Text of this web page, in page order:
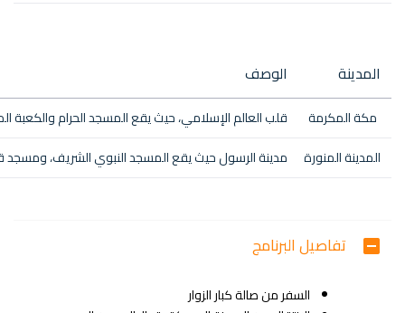
المدينة الوصف
مكة المكرمة
قلب العالم الإسلامي، حيث يقع المسجد الحرام
المدينة المنورة
مدينة الرسول حيث يقع المسجد النبوي الشريف، ومسجد
تفاصيل البرنامج